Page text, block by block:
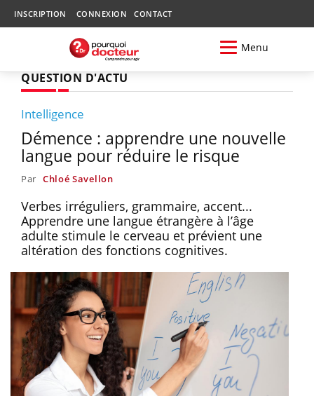
INSCRIPTION CONNEXION CONTACT
Menu
QUESTION D'ACTU
Intelligence
Démence : apprendre une nouvelle
langue pour réduire le risque
Par Chloé Savellon
Verbes irréguliers, grammaire, accent...
Apprendre une langue étrangère à l’âge
adulte stimule le cerveau et prévient une
altération des fonctions cognitives.